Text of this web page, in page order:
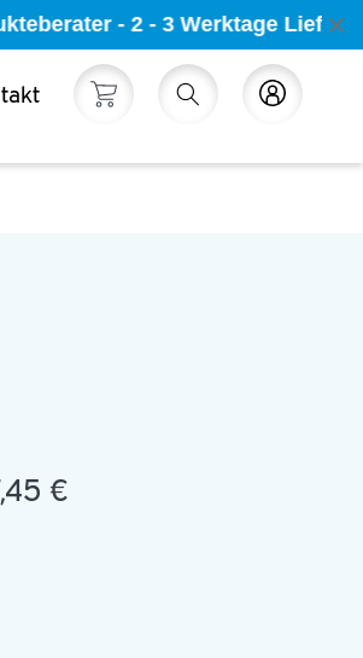
- 2 - 3 Werktage
Warenkorb Einloggen
€